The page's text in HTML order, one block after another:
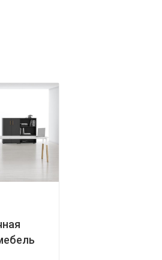
На дверце установлена
оснащена прочными